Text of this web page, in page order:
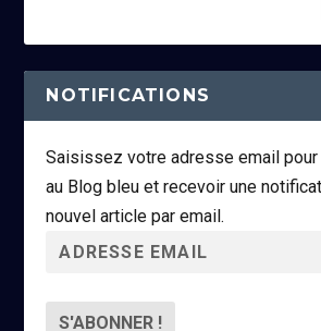
NOTIFICATIONS
Saisissez votre adresse email pour
au Blog bleu et recevoir une
nouvel article par email.
r